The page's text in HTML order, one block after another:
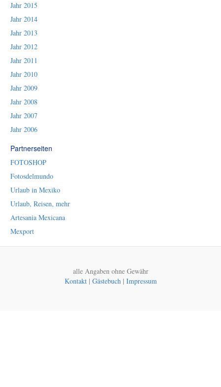
Jahr 2015
Jahr 2014
Jahr 2013
Jahr 2012
Jahr 2011
Jahr 2010
Jahr 2009
Jahr 2008
Jahr 2007
Jahr 2006
Partnerseiten
FOTOSHOP
Fotosdelmundo
Urlaub in Mexiko
Urlaub, Reisen, mehr
Artesania Mexicana
Mexport
alle Angaben ohne Gewähr
Kontakt| Gästebuch| Impressum